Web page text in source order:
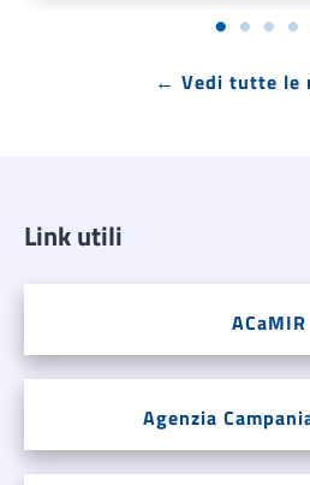
← Vedi tutte le
Link utili
ACaMIR
Agenzia